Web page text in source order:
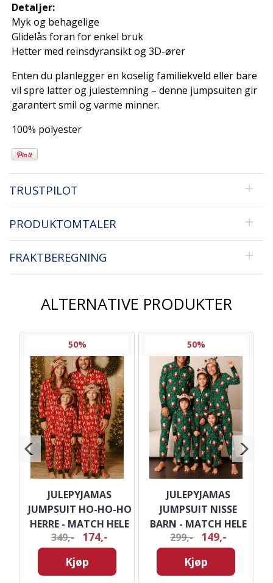
Detaljer:
Myk og behagelige
Glidelås foran for enkel bruk
Hetter med reinsdyransikt og 3D-ører
Enten du planlegger en koselig familiekveld eller bare
vil spre latter og julestemning – denne jumpsuiten gir
garantert smil og varme minner.
100% polyester
TRUSTPILOT
PRODUKTOMTALER
FRAKTBEREGNING
ALTERNATIVE PRODUKTER
50%
JULEPYJAMAS
JUMPSUIT HO-HO-HO
HERRE - MATCH HELE
FAMILIEN
349,-
174,-
Kjøp
50%
JULEPYJAMAS
JUMPSUIT NISSE
BARN - MATCH HELE
FAMILIEN
299,-
149,-
Kjøp